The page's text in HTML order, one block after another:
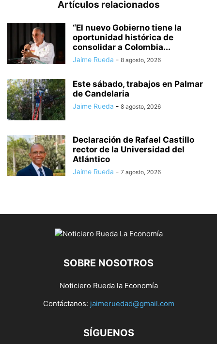
Artículos relacionados
“El nuevo Gobierno tiene la
oportunidad histórica de
consolidar a Colombia...
Jaime Rueda - 8 agosto, 2026
Este sábado, trabajos en Palmar
de Candelaria
Jaime Rueda - 8 agosto, 2026
Declaración de Rafael Castillo
rector de la Universidad del
Atlántico
Jaime Rueda - 7 agosto, 2026
SOBRE NOSOTROS
Noticiero Rueda la Economía
Contáctanos: jaimeruedad@gmail.com
SÍGUENOS